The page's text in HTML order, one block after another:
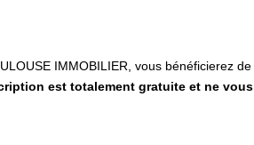
IMMOBILIER, vous bénéficierez de
est totalement gratuite et ne vous